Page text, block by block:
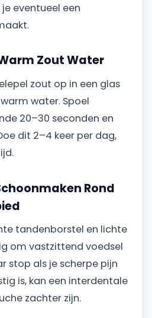
eventueel een
Zout Water
zout op in een glas
water. Spoel
20–30 seconden en
dit 2–4 keer per dag,
Rond
tandenborstel en lichte
om vastzittend voedsel
stop als je scherpe pijn
is, kan een interdentale
zachter zijn.